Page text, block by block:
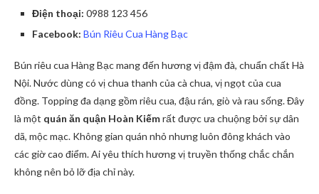
Điện thoại: 0988 123 456
Facebook: Bún Riêu Cua Hàng Bạc
Bún riêu cua Hàng Bạc mang đến hương vị đậm đà, chuẩn chất Hà
Nội. Nước dùng có vị chua thanh của cà chua, vị ngọt của cua
đồng. Topping đa dạng gồm riêu cua, đậu rán, giò và rau sống. Đây
là một quán ăn quận Hoàn Kiếmrất được ưa chuộng bởi sự dân
dã, mộc mạc. Không gian quán nhỏ nhưng luôn đông khách vào
các giờ cao điểm. Ai yêu thích hương vị truyền thống chắc chắn
không nên bỏ lỡ địa chỉ này.